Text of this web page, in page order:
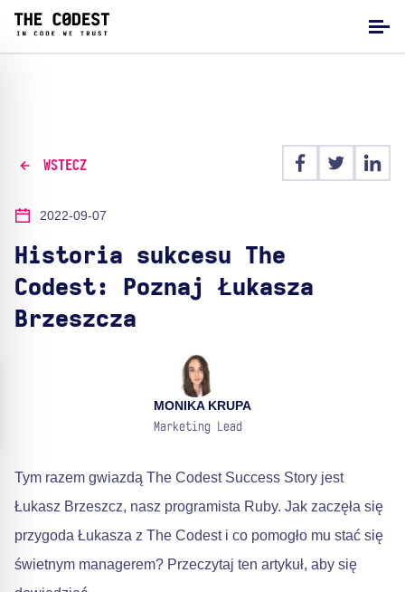
WSTECZ
2022-09-07
Historia sukcesu The
Codest: Poznaj Łukasza
Brzeszcza
MONIKA KRUPA
Marketing Lead
Tym razem gwiazdą The Codest Success Story jest
Łukasz Brzeszcz, nasz programista Ruby. Jak zaczęła się
przygoda Łukasza z The Codest i co pomogło mu stać się
świetnym managerem? Przeczytaj ten artykuł, aby się